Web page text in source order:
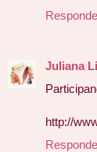
Juliana
http://